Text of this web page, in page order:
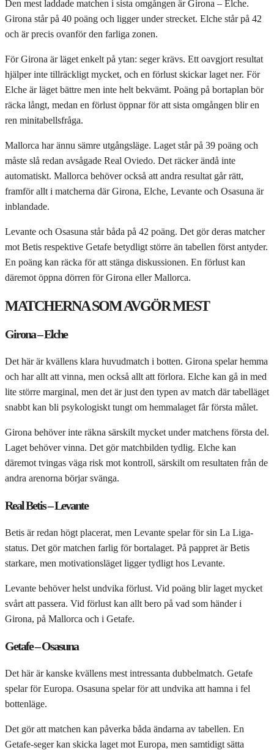
Den mest laddade matchen i sista omgången är Girona – Elche.
Girona står på 40 poäng och ligger under strecket. Elche står på 42
och är precis ovanför den farliga zonen.
För Girona är läget enkelt på ytan: seger krävs. Ett oavgjort resultat
hjälper inte tillräckligt mycket, och en förlust skickar laget ner. För
Elche är läget bättre men inte helt bekvämt. Poäng på bortaplan bör
räcka långt, medan en förlust öppnar för att sista omgången blir en
ren minitabellsfråga.
Mallorca har ännu sämre utgångsläge. Laget står på 39 poäng och
måste slå redan avsågade Real Oviedo. Det räcker ändå inte
automatiskt. Mallorca behöver också att andra resultat går rätt,
framför allt i matcherna där Girona, Elche, Levante och Osasuna är
inblandade.
Levante och Osasuna står båda på 42 poäng. Det gör deras matcher
mot Betis respektive Getafe betydligt större än tabellen först antyder.
En poäng kan räcka för att stänga diskussionen. En förlust kan
däremot öppna dörren för Girona eller Mallorca.
MATCHERNA SOM AVGÖR MEST
Girona – Elche
Det här är kvällens klara huvudmatch i botten. Girona spelar hemma
och har allt att vinna, men också allt att förlora. Elche kan gå in med
lite större marginal, men det är just den typen av match där tabelläget
snabbt kan bli psykologiskt tungt om hemmalaget får första målet.
Girona behöver inte räkna särskilt mycket under matchens första del.
Laget behöver vinna. Det gör matchbilden tydlig. Elche kan
däremot tvingas väga risk mot kontroll, särskilt om resultaten från de
andra arenorna börjar svänga.
Real Betis – Levante
Betis är redan högt placerat, men Levante spelar för sin La Liga-
status. Det gör matchen farlig för bortalaget. På pappret är Betis
starkare, men motivationsläget ligger tydligt hos Levante.
Levante behöver helst undvika förlust. Vid poäng blir laget mycket
svårt att passera. Vid förlust kan allt bero på vad som händer i
Girona, på Mallorca och i Getafe.
Getafe – Osasuna
Det här är kanske kvällens mest intressanta dubbelmatch. Getafe
spelar för Europa. Osasuna spelar för att undvika att hamna i fel
bottenläge.
Det gör att matchen kan påverka båda ändarna av tabellen. En
Getafe-seger kan skicka laget mot Europa, men samtidigt sätta